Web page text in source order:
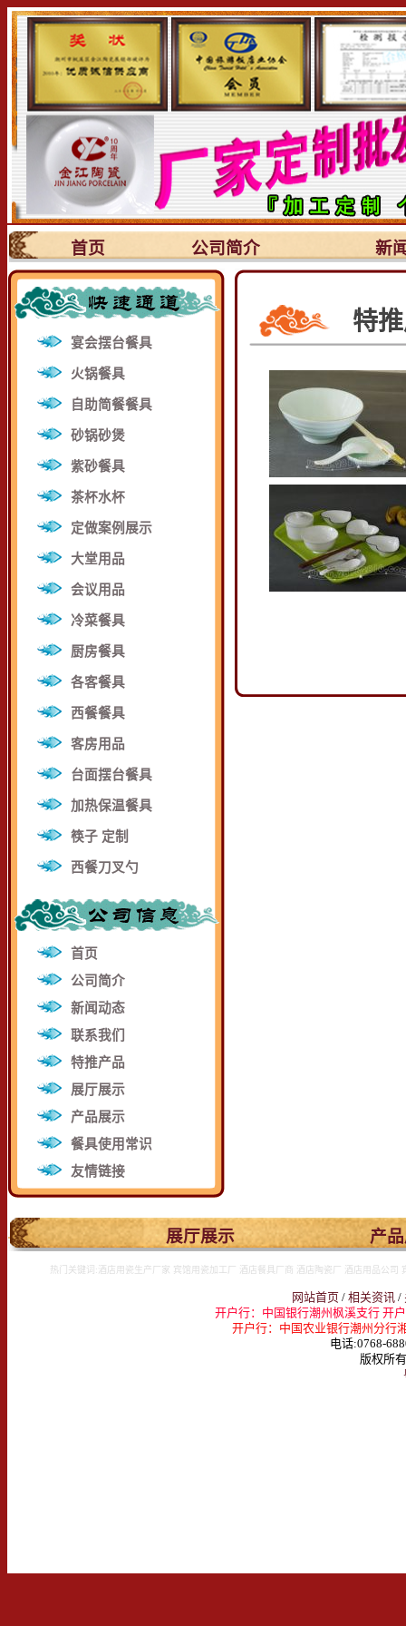
首页 公司简介 新
宴会摆台餐具
火锅餐具
自助简餐餐具
砂锅砂煲
紫砂餐具
茶杯水杯
定做案例展示
大堂用品
会议用品
冷菜餐具
厨房餐具
各客餐具
西餐餐具
客房用品
台面摆台餐具
加热保温餐具
筷子 定制
西餐刀叉勺
首页
公司简介
新闻动态
联系我们
特推产品
展厅展示
产品展示
餐具使用常识
友情链接
特
. 展厅展示 产
热门关键词:酒店用瓷生产厂家 宾馆用瓷加工厂 酒店餐具厂商 酒店陶瓷厂 酒店用品公
网站首页/ 相关资讯/
开户行：中国银行潮州枫溪支行 开
开户行：中国农业银行潮州分行
电话:0768-
版权所